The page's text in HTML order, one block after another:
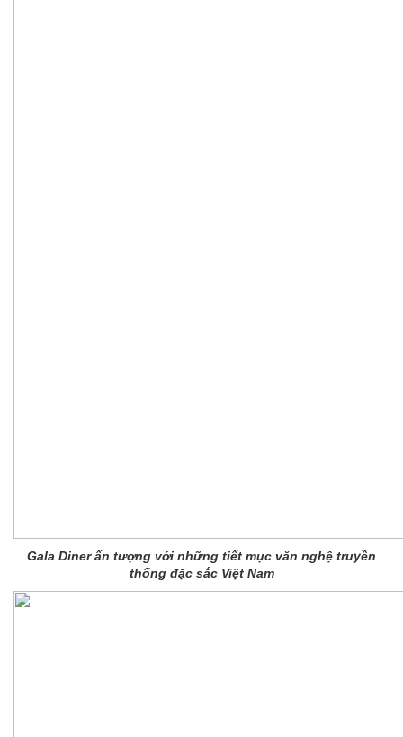
Gala Diner ấn tượng với những tiết mục văn nghệ truyền
thống đặc sắc Việt Nam